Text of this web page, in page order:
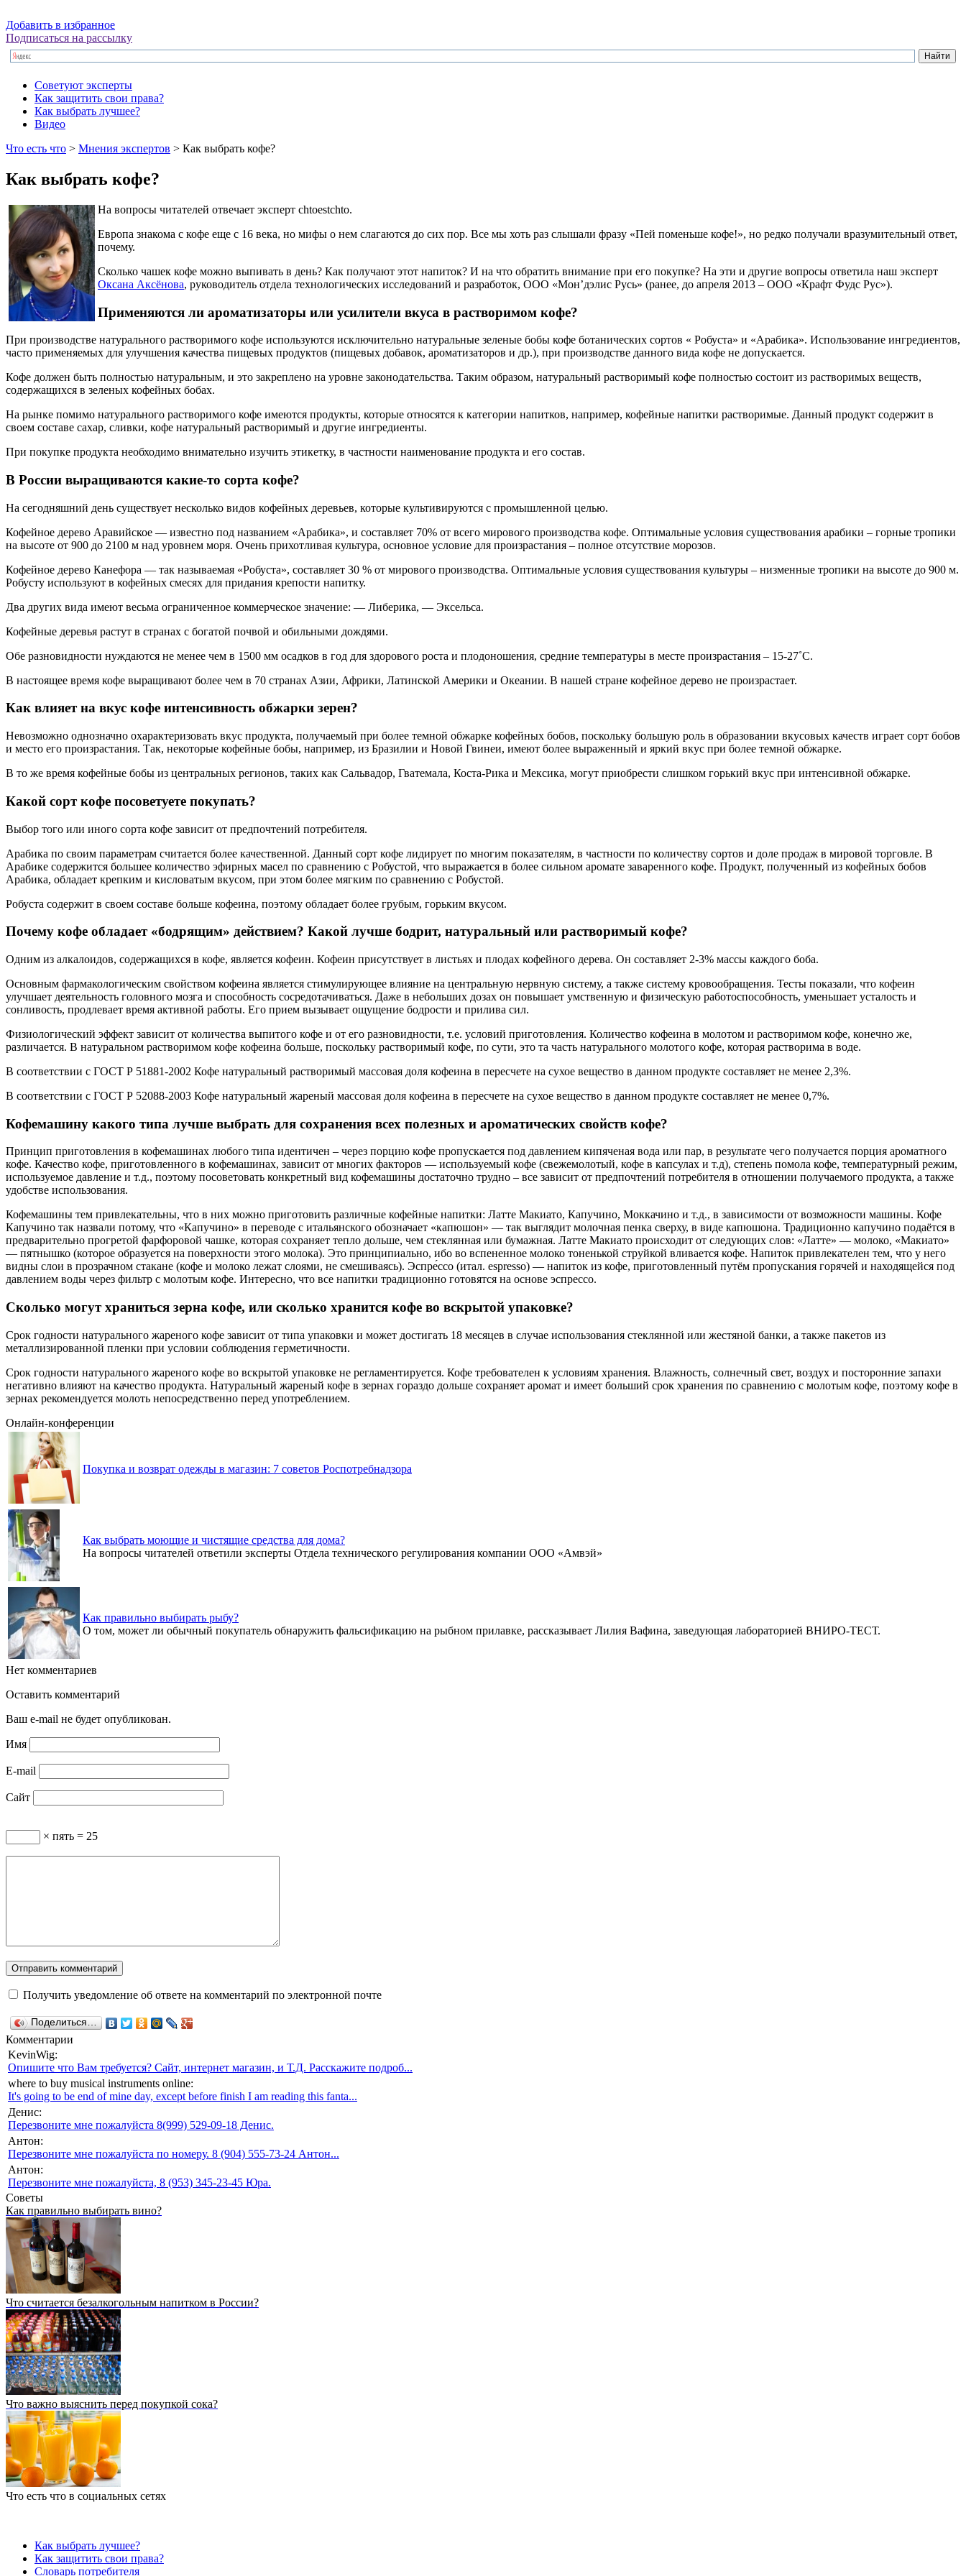
Добавить в избранное
Подписаться на рассылку
Советуют эксперты
Как защитить свои права?
Как выбрать лучшее?
Видео
Что есть что > Мнения экспертов > Как выбрать кофе?
Как выбрать кофе?
На вопросы читателей отвечает эксперт chtoestchto.
Европа знакома с кофе еще с 16 века, но мифы о нем слагаются до сих пор. Все мы хоть раз слышали фразу «Пей поменьше кофе!», но редко получали вразумительный ответ,
почему.
Сколько чашек кофе можно выпивать в день? Как получают этот напиток? И на что обратить внимание при его покупке? На эти и другие вопросы ответила наш эксперт
Оксана Аксёнова, руководитель отдела технологических исследований и разработок, ООО «Мон’дэлис Русь» (ранее, до апреля 2013 – ООО «Крафт Фудс Рус»).
Применяются ли ароматизаторы или усилители вкуса в растворимом кофе?
При производстве натурального растворимого кофе используются исключительно натуральные зеленые бобы кофе ботанических сортов « Робуста» и «Арабика». Использование ингредиентов,
часто применяемых для улучшения качества пищевых продуктов (пищевых добавок, ароматизаторов и др.), при производстве данного вида кофе не допускается.
Кофе должен быть полностью натуральным, и это закреплено на уровне законодательства. Таким образом, натуральный растворимый кофе полностью состоит из растворимых веществ,
содержащихся в зеленых кофейных бобах.
На рынке помимо натурального растворимого кофе имеются продукты, которые относятся к категории напитков, например, кофейные напитки растворимые. Данный продукт содержит в
своем составе сахар, сливки, кофе натуральный растворимый и другие ингредиенты.
При покупке продукта необходимо внимательно изучить этикетку, в частности наименование продукта и его состав.
В России выращиваются какие-то сорта кофе?
На сегодняшний день существует несколько видов кофейных деревьев, которые культивируются с промышленной целью.
Кофейное дерево Аравийское — известно под названием «Арабика», и составляет 70% от всего мирового производства кофе. Оптимальные условия существования арабики – горные тропики
на высоте от 900 до 2100 м над уровнем моря. Очень прихотливая культура, основное условие для произрастания – полное отсутствие морозов.
Кофейное дерево Канефора — так называемая «Робуста», составляет 30 % от мирового производства. Оптимальные условия существования культуры – низменные тропики на высоте до 900 м.
Робусту используют в кофейных смесях для придания крепости напитку.
Два других вида имеют весьма ограниченное коммерческое значение: — Либерика, — Эксельса.
Кофейные деревья растут в странах с богатой почвой и обильными дождями.
Обе разновидности нуждаются не менее чем в 1500 мм осадков в год для здорового роста и плодоношения, средние температуры в месте произрастания – 15-27˚С.
В настоящее время кофе выращивают более чем в 70 странах Азии, Африки, Латинской Америки и Океании. В нашей стране кофейное дерево не произрастает.
Как влияет на вкус кофе интенсивность обжарки зерен?
Невозможно однозначно охарактеризовать вкус продукта, получаемый при более темной обжарке кофейных бобов, поскольку большую роль в образовании вкусовых качеств играет сорт бобов
и место его произрастания. Так, некоторые кофейные бобы, например, из Бразилии и Новой Гвинеи, имеют более выраженный и яркий вкус при более темной обжарке.
В то же время кофейные бобы из центральных регионов, таких как Сальвадор, Гватемала, Коста-Рика и Мексика, могут приобрести слишком горький вкус при интенсивной обжарке.
Какой сорт кофе посоветуете покупать?
Выбор того или иного сорта кофе зависит от предпочтений потребителя.
Арабика по своим параметрам считается более качественной. Данный сорт кофе лидирует по многим показателям, в частности по количеству сортов и доле продаж в мировой торговле. В
Арабике содержится большее количество эфирных масел по сравнению с Робустой, что выражается в более сильном аромате заваренного кофе. Продукт, полученный из кофейных бобов
Арабика, обладает крепким и кисловатым вкусом, при этом более мягким по сравнению с Робустой.
Робуста содержит в своем составе больше кофеина, поэтому обладает более грубым, горьким вкусом.
Почему кофе обладает «бодрящим» действием? Какой лучше бодрит, натуральный или растворимый кофе?
Одним из алкалоидов, содержащихся в кофе, является кофеин. Кофеин присутствует в листьях и плодах кофейного дерева. Он составляет 2-3% массы каждого боба.
Основным фармакологическим свойством кофеина является стимулирующее влияние на центральную нервную систему, а также систему кровообращения. Тесты показали, что кофеин
улучшает деятельность головного мозга и способность сосредотачиваться. Даже в небольших дозах он повышает умственную и физическую работоспособность, уменьшает усталость и
сонливость, продлевает время активной работы. Его прием вызывает ощущение бодрости и прилива сил.
Физиологический эффект зависит от количества выпитого кофе и от его разновидности, т.е. условий приготовления. Количество кофеина в молотом и растворимом кофе, конечно же,
различается. В натуральном растворимом кофе кофеина больше, поскольку растворимый кофе, по сути, это та часть натурального молотого кофе, которая растворима в воде.
В соответствии с ГОСТ Р 51881-2002 Кофе натуральный растворимый массовая доля кофеина в пересчете на сухое вещество в данном продукте составляет не менее 2,3%.
В соответствии с ГОСТ Р 52088-2003 Кофе натуральный жареный массовая доля кофеина в пересчете на сухое вещество в данном продукте составляет не менее 0,7%.
Кофемашину какого типа лучше выбрать для сохранения всех полезных и ароматических свойств кофе?
Принцип приготовления в кофемашинах любого типа идентичен – через порцию кофе пропускается под давлением кипяченая вода или пар, в результате чего получается порция ароматного
кофе. Качество кофе, приготовленного в кофемашинах, зависит от многих факторов — используемый кофе (свежемолотый, кофе в капсулах и т.д), степень помола кофе, температурный режим,
используемое давление и т.д., поэтому посоветовать конкретный вид кофемашины достаточно трудно – все зависит от предпочтений потребителя в отношении получаемого продукта, а также
удобстве использования.
Кофемашины тем привлекательны, что в них можно приготовить различные кофейные напитки: Латте Макиато, Капучино, Моккачино и т.д., в зависимости от возможности машины. Кофе
Капучино так назвали потому, что «Капучино» в переводе с итальянского обозначает «капюшон» — так выглядит молочная пенка сверху, в виде капюшона. Традиционно капучино подаётся в
предварительно прогретой фарфоровой чашке, которая сохраняет тепло дольше, чем стеклянная или бумажная. Латте Макиато происходит от следующих слов: «Латте» — молоко, «Макиато»
— пятнышко (которое образуется на поверхности этого молока). Это принципиально, ибо во вспененное молоко тоненькой струйкой вливается кофе. Напиток привлекателен тем, что у него
видны слои в прозрачном стакане (кофе и молоко лежат слоями, не смешиваясь). Эспре́ссо (итал. espresso) — напиток из кофе, приготовленный путём пропускания горячей и находящейся под
давлением воды через фильтр с молотым кофе. Интересно, что все напитки традиционно готовятся на основе эспрессо.
Сколько могут храниться зерна кофе, или сколько хранится кофе во вскрытой упаковке?
Срок годности натурального жареного кофе зависит от типа упаковки и может достигать 18 месяцев в случае использования стеклянной или жестяной банки, а также пакетов из
металлизированной пленки при условии соблюдения герметичности.
Срок годности натурального жареного кофе во вскрытой упаковке не регламентируется. Кофе требователен к условиям хранения. Влажность, солнечный свет, воздух и посторонние запахи
негативно влияют на качество продукта. Натуральный жареный кофе в зернах гораздо дольше сохраняет аромат и имеет больший срок хранения по сравнению с молотым кофе, поэтому кофе в
зернах рекомендуется молоть непосредственно перед употреблением.
Онлайн-конференции
Покупка и возврат одежды в магазин: 7 советов Роспотребнадзора
Как выбрать моющие и чистящие средства для дома?
На вопросы читателей ответили эксперты Отдела технического регулирования компании ООО «Амвэй»
Как правильно выбирать рыбу?
О том, может ли обычный покупатель обнаружить фальсификацию на рыбном прилавке, рассказывает Лилия Вафина, заведующая лабораторией ВНИРО-ТЕСТ.
Нет комментариев
Оставить комментарий
Ваш e-mail не будет опубликован.
Имя
E-mail
Сайт
× пять = 25
Получить уведомление об ответе на комментарий по электронной почте
Поделиться…
Комментарии
KevinWig:
Опишите что Вам требуется? Сайт, интернет магазин, и Т.Д. Расскажите подроб...
where to buy musical instruments online:
It's going to be end of mine day, except before finish I am reading this fanta...
Денис:
Перезвоните мне пожалуйста 8(999) 529-09-18 Денис.
Антон:
Перезвоните мне пожалуйста по номеру. 8 (904) 555-73-24 Антон...
Антон:
Перезвоните мне пожалуйста, 8 (953) 345-23-45 Юра.
Советы
Как правильно выбирать вино?
Что считается безалкогольным напитком в России?
Что важно выяснить перед покупкой сока?
Что есть что в социальных сетях
Как выбрать лучшее?
Как защитить свои права?
Словарь потребителя